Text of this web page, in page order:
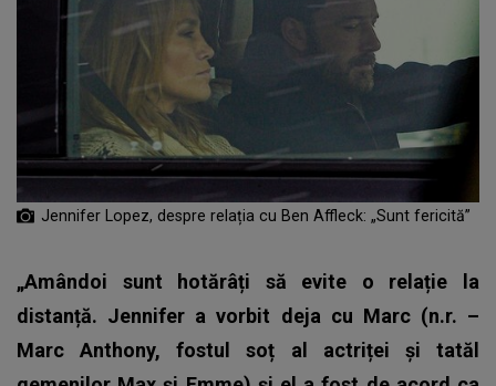
Jennifer Lopez, despre relația cu Ben Affleck: „Sunt fericită”
„Amândoi sunt hotărâți să evite o relație la
distanță. Jennifer a vorbit deja cu Marc (n.r. –
Marc Anthony, fostul soț al actriței și tatăl